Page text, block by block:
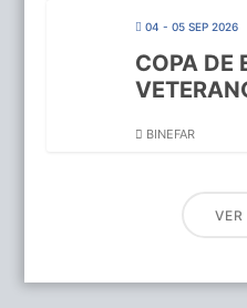
04 - 05 SEP 2026
COPA DE
BINEFAR